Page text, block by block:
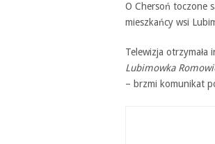
O Chersoń toczone
mieszkańcy wsi
Telewizja
Lubimowka
– brzmi komunikat